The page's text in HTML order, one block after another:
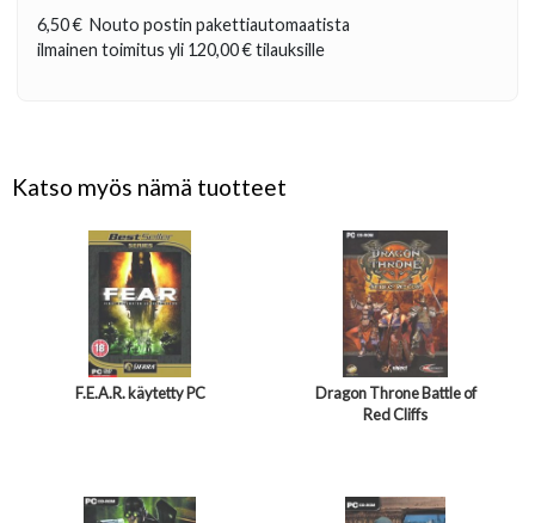
6,50 € Nouto postin pakettiautomaatista
ilmainen toimitus yli 120,00 €tilauksille
Katso myös nämä tuotteet
F.E.A.R. käytetty PC
Dragon Throne Battle of
Red Cliffs